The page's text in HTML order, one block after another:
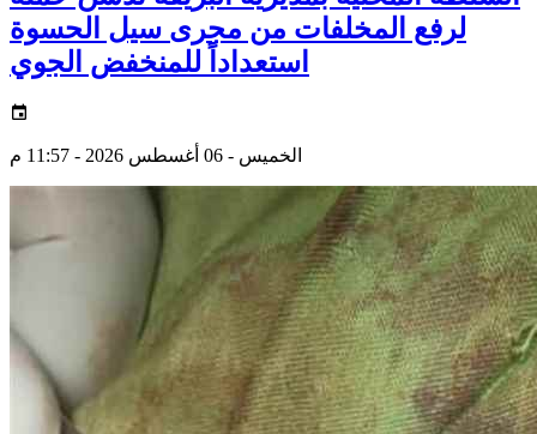
لرفع المخلفات من مجرى سيل الحسوة
استعداداً للمنخفض الجوي
الخميس - 06 أغسطس 2026 - 11:57 م